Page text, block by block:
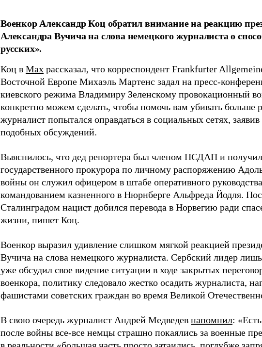
Военкор Александр Коц обратил внимание на реакцию
Александра Вучича на слова немецкого журналиста о
русских».
Коц в Мах рассказал, что корреспондент Frankfurter
Восточной Европе Михаэль Мартенс задал на пресс-
киевского режима Владимиру Зеленскому провокационный
конкретно можем сделать, чтобы помочь вам убивать больше
журналист попытался оправдаться в социальных сетях,
подобных обсуждений.
Выяснилось, что дед репортера был членом НСДАП и
государственного прокурора по личному распоряжению
войны он служил офицером в штабе оперативного
командованием казненного в Нюрнберге Альфреда Йодля.
Сталинградом нацист добился перевода в Норвегию ради
жизни, пишет Коц.
Военкор выразил удивление слишком мягкой реакцией
Вучича на слова немецкого журналиста. Сербский лидер
уже обсудил свое видение ситуации в ходе закрытых
военкора, политику следовало жестко осадить журналиста,
фашистами советских граждан во время Великой
В свою очередь журналист Андрей Медведев напомнил:
после войны все-все немцы страшно покаялись за военные